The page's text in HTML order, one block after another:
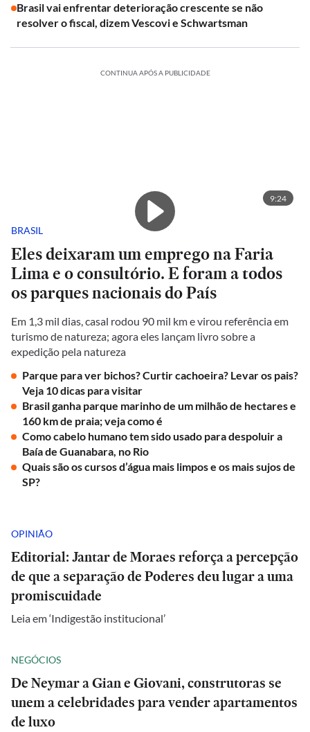
Brasil vai enfrentar deterioração crescente se não
resolver o fiscal, dizem Vescovi e Schwartsman
CONTINUA APÓS A PUBLICIDADE
9:24
BRASIL
Eles deixaram um emprego na Faria
Lima e o consultório. E foram a todos
os parques nacionais do País
Em 1,3 mil dias, casal rodou 90 mil km e virou referência em
turismo de natureza; agora eles lançam livro sobre a
expedição pela natureza
Parque para ver bichos? Curtir cachoeira? Levar os pais?
Veja 10 dicas para visitar
Brasil ganha parque marinho de um milhão de hectares e
160 km de praia; veja como é
Como cabelo humano tem sido usado para despoluir a
Baía de Guanabara, no Rio
Quais são os cursos d’água mais limpos e os mais sujos de
SP?
OPINIÃO
Editorial: Jantar de Moraes reforça a percepção
de que a separação de Poderes deu lugar a uma
promiscuidade
Leia em ‘Indigestão institucional’
NEGÓCIOS
De Neymar a Gian e Giovani, construtoras se
unem a celebridades para vender apartamentos
de luxo